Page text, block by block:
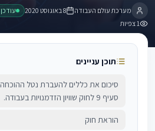
מערכת עולם העבודה 8 באוגוסט 2020 עודכן
1צפיות
תוכן עניינים
סיכום את כללים להעברת נטל
סעיף 9 לחוק שוויון הזדמנויות בעבודה.
הוראת חוק